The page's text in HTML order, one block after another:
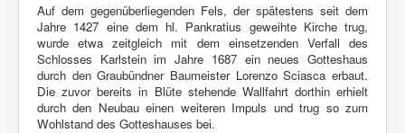
Auf dem gegenüberliegenden Fels, der spätestens seit dem
Jahre 1427 eine dem hl. Pankratius geweihte Kirche trug,
wurde etwa zeitgleich mit dem einsetzenden Verfall des
Schlosses Karlstein im Jahre 1687 ein neues Gotteshaus
durch den Graubündner Baumeister Lorenzo Sciasca erbaut.
Die zuvor bereits in Blüte stehende Wallfahrt dorthin erhielt
durch den Neubau einen weiteren Impuls und trug so zum
Wohlstand des Gotteshauses bei.